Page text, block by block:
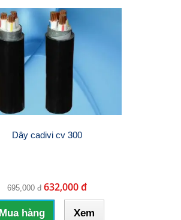
Dây cadivi cv 300
695,000 đ 632,000 đ
Mua hàng Xem